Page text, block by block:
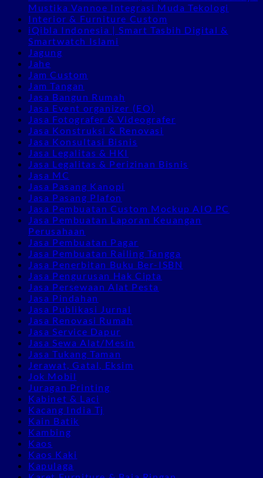
Mustika Vannoe Integrasi Muda Tekologi
Interior & Furniture Custom
iQibla Indonesia | Smart Tasbih Digital &
Smartwatch Islami
Jagung
Jahe
Jam Custom
Jam Tangan
Jasa Bangun Rumah
Jasa Event organizer (EO)
Jasa Fotografer & Videografer
Jasa Konstruksi & Renovasi
Jasa Konsultasi Bisnis
Jasa Legalitas & HKI
Jasa Legalitas & Perizinan Bisnis
Jasa MC
Jasa Pasang Kanopi
Jasa Pasang Plafon
Jasa Pembuatan Custom Mockup AIO PC
Jasa Pembuatan Laporan Keuangan
Perusahaan
Jasa Pembuatan Pagar
Jasa Pembuatan Railing Tangga
Jasa Penerbitan Buku Ber-ISBN
Jasa Pengurusan Hak Cipta
Jasa Persewaan Alat Pesta
Jasa Pindahan
Jasa Publikasi Jurnal
Jasa Renovasi Rumah
Jasa Service Dapur
Jasa Sewa Alat/Mesin
Jasa Tukang Taman
Jerawat, Gatal, Eksim
Jok Mobil
Juragan Printing
Kabinet & Laci
Kacang India Tj
Kain Batik
Kambing
Kaos
Kaos Kaki
Kapulaga